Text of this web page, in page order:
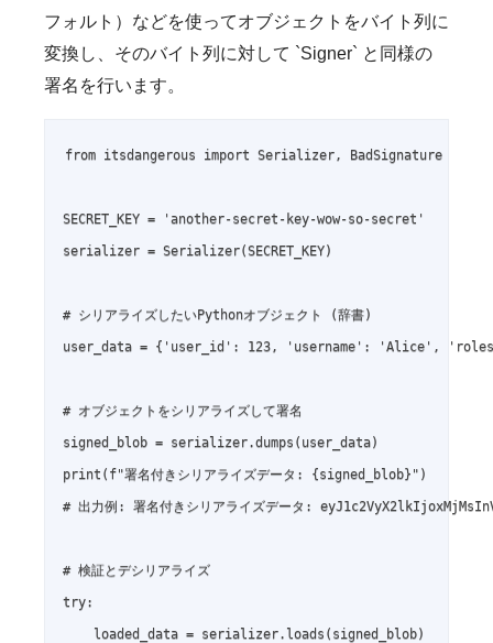
フォルト）などを使ってオブジェクトをバイト列に
変換し、そのバイト列に対して `Signer` と同様の
署名を行います。
from itsdangerous import Serializer, BadSignature
SECRET_KEY = 'another-secret-key-wow-so-secret'
serializer = Serializer(SECRET_KEY)
# シリアライズしたいPythonオブジェクト (辞書)
user_data = {'user_id': 123, 'username': 'Alice',
# オブジェクトをシリアライズして署名
signed_blob = serializer.dumps(user_data)
print(f"署名付きシリアライズデータ: {signed_blob}")
# 出力例: 署名付きシリアライズデータ:
# 検証とデシリアライズ
try:
    loaded_data = serializer.loads(signed_blob)